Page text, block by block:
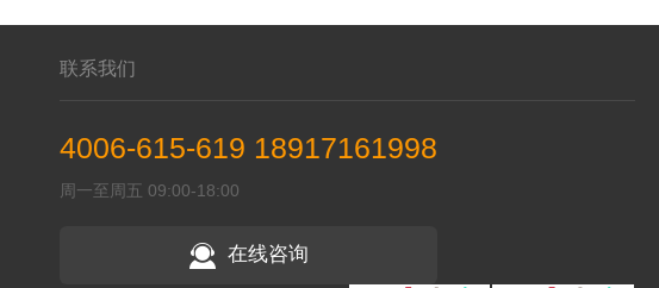
联系我们
4006-615-619 18917161998
周一至周五 09:00-18:00
在线咨询